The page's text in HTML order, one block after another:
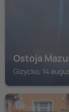
Ostoja
Gizycko, 14
GIZYCKO